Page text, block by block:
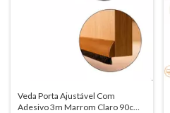
Veda Porta Ajustável Com
Adesivo 3m Marrom Claro 90cm